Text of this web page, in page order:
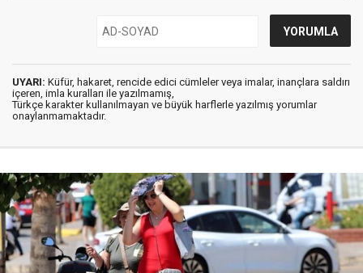
UYARI: Küfür, hakaret, rencide edici cümleler veya imalar, inançlara saldırı
içeren, imla kuralları ile yazılmamış,
Türkçe karakter kullanılmayan ve büyük harflerle yazılmış yorumlar
onaylanmamaktadır.